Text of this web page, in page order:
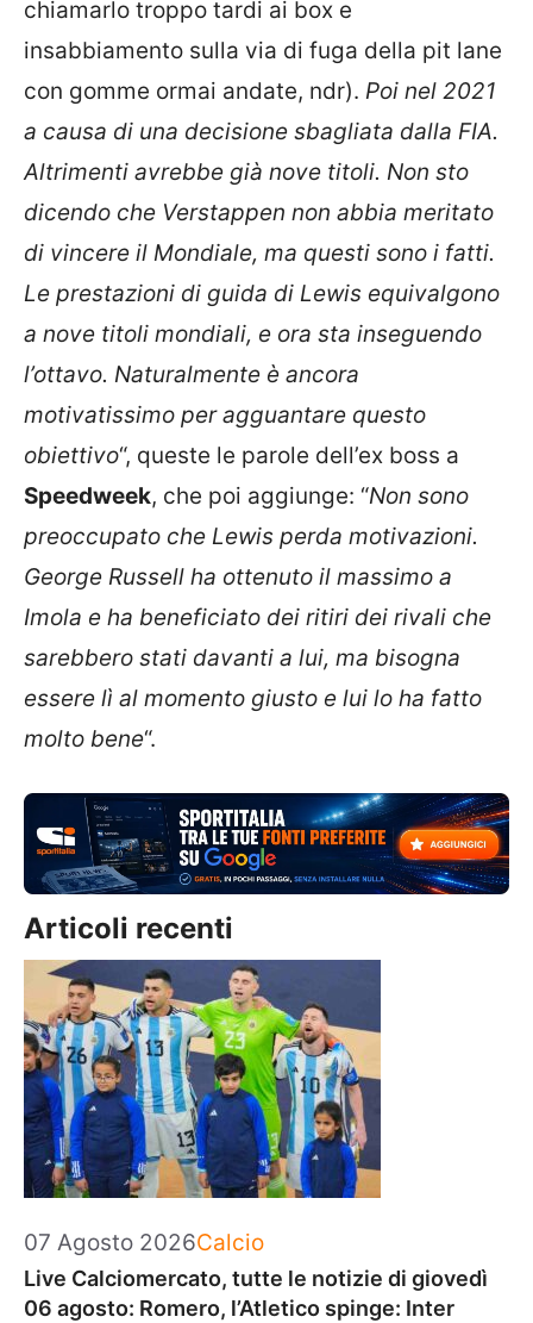
chiamarlo troppo tardi ai box e
insabbiamento sulla via di fuga della pit lane
con gomme ormai andate, ndr). Poi nel 2021
a causa di una decisione sbagliata dalla FIA.
Altrimenti avrebbe già nove titoli. Non sto
dicendo che Verstappen non abbia meritato
di vincere il Mondiale, ma questi sono i fatti.
Le prestazioni di guida di Lewis equivalgono
a nove titoli mondiali, e ora sta inseguendo
l’ottavo. Naturalmente è ancora
motivatissimo per agguantare questo
obiettivo“, queste le parole dell’ex boss a
Speedweek, che poi aggiunge: “Non sono
preoccupato che Lewis perda motivazioni.
George Russell ha ottenuto il massimo a
Imola e ha beneficiato dei ritiri dei rivali che
sarebbero stati davanti a lui, ma bisogna
essere lì al momento giusto e lui lo ha fatto
molto bene“.
Articoli recenti
07 Agosto 2026Categorie
Calcio
Live Calciomercato, tutte le notizie di giovedì
06 agosto: Romero, l’Atletico spinge: Inter